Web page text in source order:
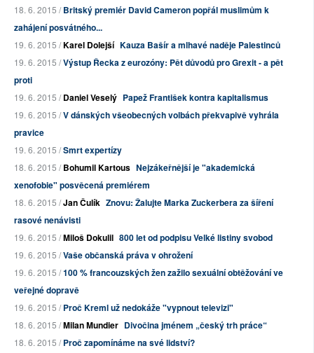
18. 6. 2015 /Britský premiér David Cameron popřál muslimům k
zahájení posvátného...
19. 6. 2015 /Karel Dolejší Kauza Bašír a mlhavé naděje Palestinců
19. 6. 2015 /Výstup Řecka z eurozóny: Pět důvodů pro Grexit - a pět
proti
19. 6. 2015 /Daniel Veselý Papež František kontra kapitalismus
19. 6. 2015 /V dánských všeobecných volbách překvapivě vyhrála
pravice
19. 6. 2015 /Smrt expertízy
18. 6. 2015 /Bohumil Kartous Nejzákeřnější je "akademická
xenofobie" posvěcená premiérem
18. 6. 2015 /Jan Čulík Znovu: Žalujte Marka Zuckerbera za šíření
rasové nenávisti
19. 6. 2015 /Miloš Dokulil 800 let od podpisu Velké listiny svobod
19. 6. 2015 /Vaše občanská práva v ohrožení
19. 6. 2015 /100 % francouzských žen zažilo sexuální obtěžování ve
veřejné dopravě
19. 6. 2015 /Proč Kreml už nedokáže "vypnout televizi"
18. 6. 2015 /Milan Mundier Divočina jménem „český trh práce“
18. 6. 2015 /Proč zapomínáme na své lidství?